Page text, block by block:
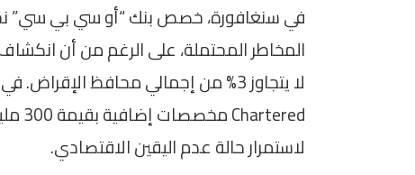
المخاطر المحتملة، على الرغم من أن
لاستمرار حالة عدم اليقين الاقتصادي.